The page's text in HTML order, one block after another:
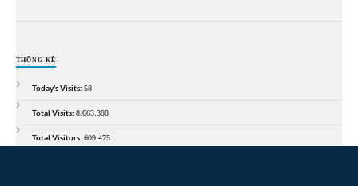
THỐNG KÊ
Today's Visits: 58
Total Visits: 8.663.388
Total Visitors: 609.475